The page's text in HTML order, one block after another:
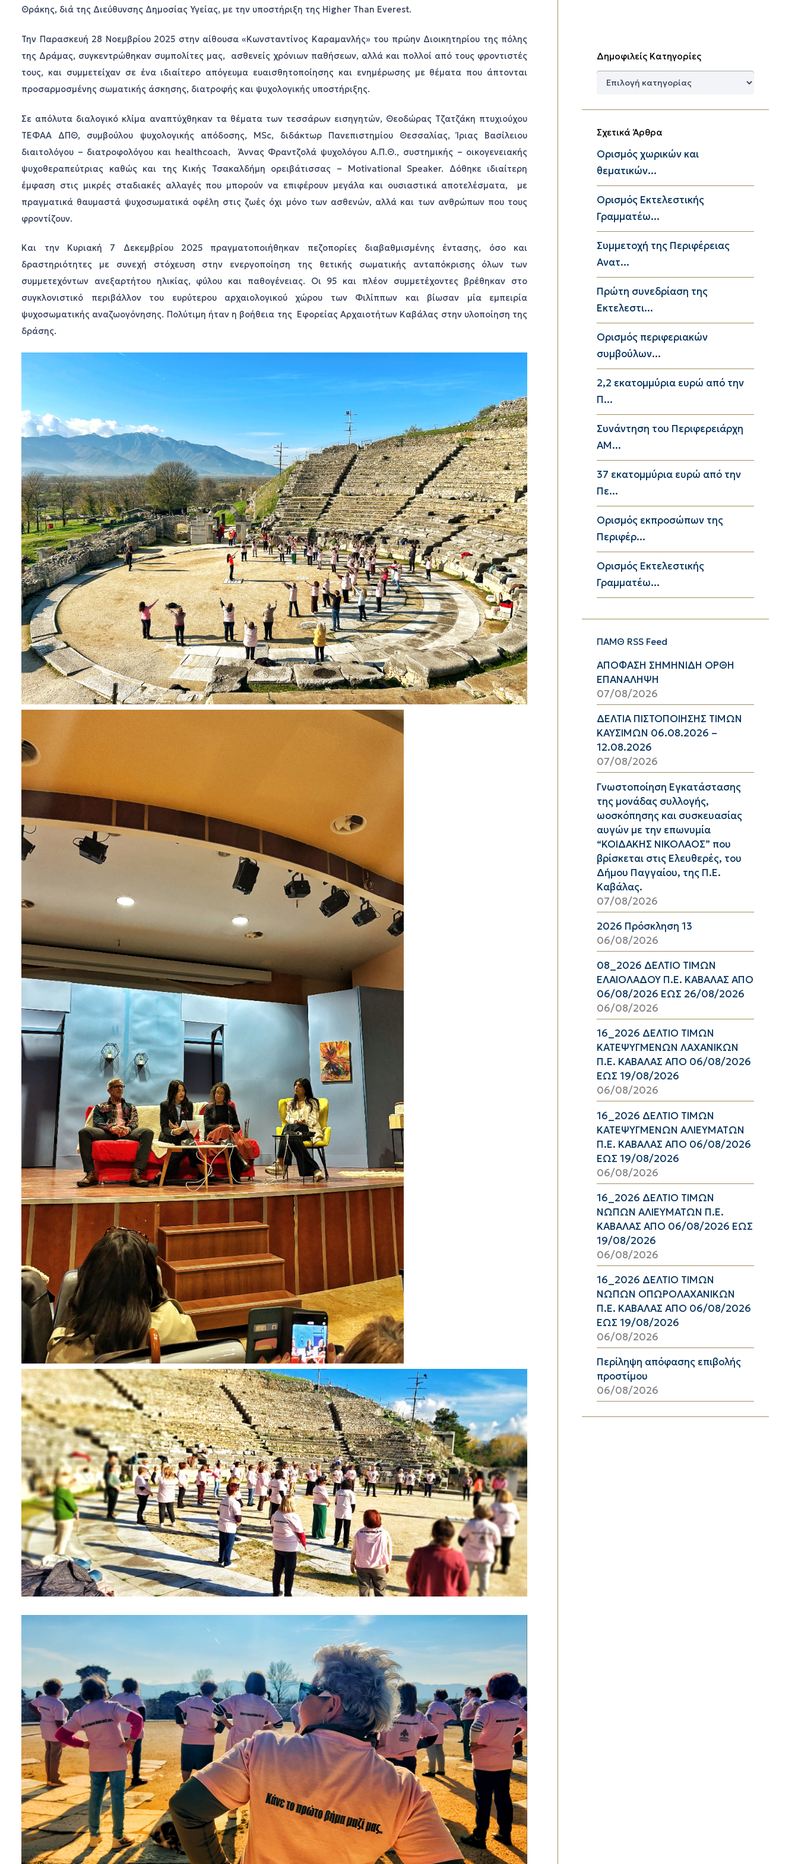
Θράκης, διά της Διεύθυνσης Δημοσίας Υγείας, με την υποστήριξη της Higher Than Everest.
Την Παρασκευή 28 Νοεμβρίου 2025 στην αίθουσα «Κωνσταντίνος Καραμανλής» του πρώην Διοικητηρίου της πόλης
της Δράμας, συγκεντρώθηκαν συμπολίτες μας, ασθενείς χρόνιων παθήσεων, αλλά και πολλοί από τους φροντιστές
τους, και συμμετείχαν σε ένα ιδιαίτερο απόγευμα ευαισθητοποίησης και ενημέρωσης με θέματα που άπτονται
προσαρμοσμένης σωματικής άσκησης, διατροφής και ψυχολογικής υποστήριξης.
Σε απόλυτα διαλογικό κλίμα αναπτύχθηκαν τα θέματα των τεσσάρων εισηγητών, Θεοδώρας Τζατζάκη πτυχιούχου
ΤΕΦΑΑ ΔΠΘ, συμβούλου ψυχολογικής απόδοσης, MSc, διδάκτωρ Πανεπιστημίου Θεσσαλίας, Ίριας Βασίλειου
διαιτολόγου – διατροφολόγου και healthcoach, Άννας Φραντζολά ψυχολόγου Α.Π.Θ., συστημικής – οικογενειακής
ψυχοθεραπεύτριας καθώς και της Κικής Τσακαλδήμη ορειβάτισσας – Motivational Speaker. Δόθηκε ιδιαίτερη
έμφαση στις μικρές σταδιακές αλλαγές που μπορούν να επιφέρουν μεγάλα και ουσιαστικά αποτελέσματα, με
πραγματικά θαυμαστά ψυχοσωματικά οφέλη στις ζωές όχι μόνο των ασθενών, αλλά και των ανθρώπων που τους
φροντίζουν.
Και την Κυριακή 7 Δεκεμβρίου 2025 πραγματοποιήθηκαν πεζοπορίες διαβαθμισμένης έντασης, όσο και
δραστηριότητες με συνεχή στόχευση στην ενεργοποίηση της θετικής σωματικής ανταπόκρισης όλων των
συμμετεχόντων ανεξαρτήτου ηλικίας, φύλου και παθογένειας. Οι 95 και πλέον συμμετέχοντες βρέθηκαν στο
συγκλονιστικό περιβάλλον του ευρύτερου αρχαιολογικού χώρου των Φιλίππων και βίωσαν μία εμπειρία
ψυχοσωματικής αναζωογόνησης. Πολύτιμη ήταν η βοήθεια της Εφορείας Αρχαιοτήτων Καβάλας στην υλοποίηση της
δράσης.
Δημοφιλείς Κατηγορίες
Δημοφιλείς
Σχετικά Άρθρα
Ορισμός χωρικών και
θεματικών...
Ορισμός Εκτελεστικής
Γραμματέω...
Συμμετοχή της Περιφέρειας
Ανατ...
Πρώτη συνεδρίαση της
Εκτελεστι...
Ορισμός περιφεριακών
συμβούλων...
2,2 εκατομμύρια ευρώ από την
Π...
Συνάντηση του Περιφερειάρχη
ΑΜ...
37 εκατομμύρια ευρώ από την
Πε...
Ορισμός εκπροσώπων της
Περιφέρ...
Ορισμός Εκτελεστικής
Γραμματέω...
ΠΑΜΘ RSS Feed
ΑΠΟΦΑΣΗ ΣΗΜΗΝΙΔΗ ΟΡΘΗ
ΕΠΑΝΑΛΗΨΗ
07/08/2026
ΔΕΛΤΙΑ ΠΙΣΤΟΠΟΙΗΣΗΣ ΤΙΜΩΝ
ΚΑΥΣΙΜΩΝ 06.08.2026 –
12.08.2026
07/08/2026
Γνωστοποίηση Εγκατάστασης
της μονάδας συλλογής,
ωοσκόπησης και συσκευασίας
αυγών με την επωνυμία
“ΚΟΙΔΑΚΗΣ ΝΙΚΟΛΑΟΣ” που
βρίσκεται στις Ελευθερές, του
Δήμου Παγγαίου, της Π.Ε.
Καβάλας.
07/08/2026
2026 Πρόσκληση 13
06/08/2026
08_2026 ΔΕΛΤΙΟ ΤΙΜΩΝ
ΕΛΑΙΟΛΑΔΟΥ Π.Ε. ΚΑΒΑΛΑΣ ΑΠΟ
06/08/2026 ΕΩΣ 26/08/2026
06/08/2026
16_2026 ΔΕΛΤΙΟ ΤΙΜΩΝ
ΚΑΤΕΨΥΓΜΕΝΩΝ ΛΑΧΑΝΙΚΩΝ
Π.Ε. ΚΑΒΑΛΑΣ ΑΠΟ 06/08/2026
ΕΩΣ 19/08/2026
06/08/2026
16_2026 ΔΕΛΤΙΟ ΤΙΜΩΝ
ΚΑΤΕΨΥΓΜΕΝΩΝ ΑΛΙΕΥΜΑΤΩΝ
Π.Ε. ΚΑΒΑΛΑΣ ΑΠΟ 06/08/2026
ΕΩΣ 19/08/2026
06/08/2026
16_2026 ΔΕΛΤΙΟ ΤΙΜΩΝ
ΝΩΠΩΝ ΑΛΙΕΥΜΑΤΩΝ Π.Ε.
ΚΑΒΑΛΑΣ ΑΠΟ 06/08/2026 ΕΩΣ
19/08/2026
06/08/2026
16_2026 ΔΕΛΤΙΟ ΤΙΜΩΝ
ΝΩΠΩΝ ΟΠΩΡΟΛΑΧΑΝΙΚΩΝ
Π.Ε. ΚΑΒΑΛΑΣ ΑΠΟ 06/08/2026
ΕΩΣ 19/08/2026
06/08/2026
Περίληψη απόφασης επιβολής
προστίμου
06/08/2026